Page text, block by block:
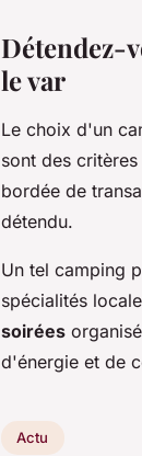
Détendez-
le var
Le choix d'un
sont des
bordée de
détendu.
Un tel camping
spécialités
soirées
d'énergie et de
Actu